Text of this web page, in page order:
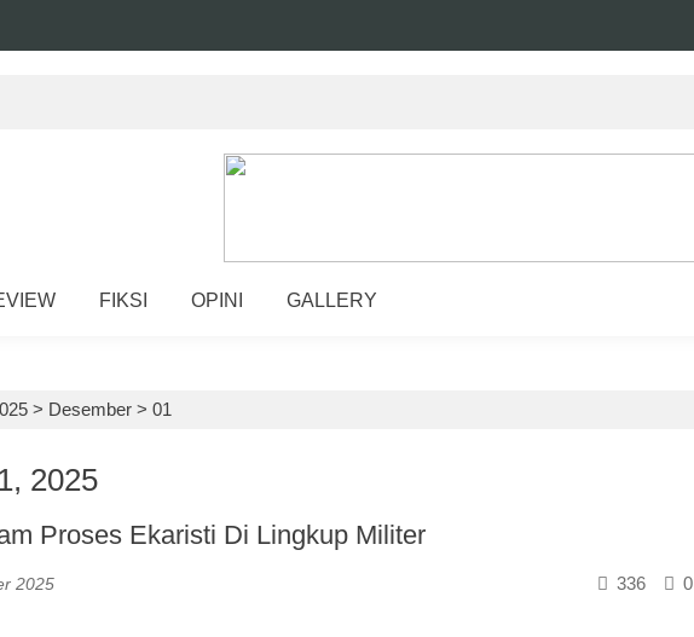
FIKSI OPINI GALLERY
> Desember > 01
2025
Proses Ekaristi Di Lingkup Militer
2025 0
336